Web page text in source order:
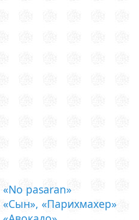
pasaran»
«Парихмахер»